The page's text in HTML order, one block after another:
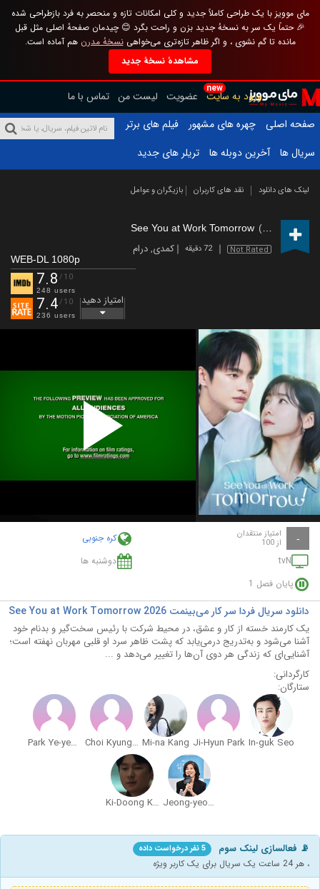
مای موویز با یک طراحی کاملاً جدید و کلی امکانات تازه و منحصر به فرد بازطراحی شده
🎉 حتماً یک سر به نسخهٔ جدید بزن و راحت بگرد 😊 چیدمان صفحهٔ اصلی مثل قبل
مانده تا گم نشوی ، و اگر ظاهر تازه‌تری می‌خواهینسخهٔ مدرن هم آماده است.
مشاهدهٔ نسخهٔ جدید
new
ورود به سایت عضویت لیست من تماس با ما
صفحه اصلی
چهره های مشهور
فیلم های برتر
سریال ها
آخرین دوبله ها تریلر های جدید
لینک های دانلود نقد های کاربران بازیگران و عوامل
See You at Work Tomorrow (2026 – )
Not Rated 72 دقیقه کمدی,درام
WEB-DL 1080p
7.8 /10
248 users
7.4/10
236 users
امتیاز دهید
Play
Video
- امتیاز منتقدان
از 100
کره جنوبی
tvN
دوشنبه ها
پایان فصل 1
دانلود سریال فردا سر کار می‌بینمت See You at Work Tomorrow 2026
یک کارمند خسته از کار و عشق، در محیط شرکت با رئیس سخت‌گیر و بدنام خود
آشنا می‌شود و به‌تدریج درمی‌یابد که پشت ظاهر سرد او قلبی مهربان نهفته است؛
آشنایی‌ای که زندگی هر دوی آن‌ها را تغییر می‌دهد و ...
کارگردانی:
ستارگان:
In-guk Seo
Ji-Hyun Park
Mi-na Kang
Choi Kyung-hoon
Park Ye-yeong
Jeong-yeong Kim
Ki-Doong Kang
📡 فعالسازی لینک سوم 5 نفر درخواست داده
، هر 24 ساعت یک سریال برای یک کاربر ویژه